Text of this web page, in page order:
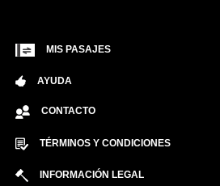
MIS PASAJES
AYUDA
CONTACTO
TÉRMINOS Y CONDICIONES
INFORMACIÓN LEGAL